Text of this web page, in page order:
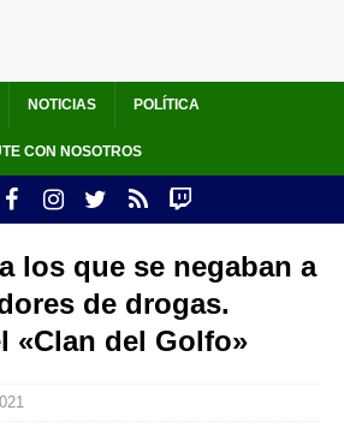
NOTICIAS POLÍTICA
CON NOSOTROS
los que se negaban a
de drogas.
«Clan del Golfo»